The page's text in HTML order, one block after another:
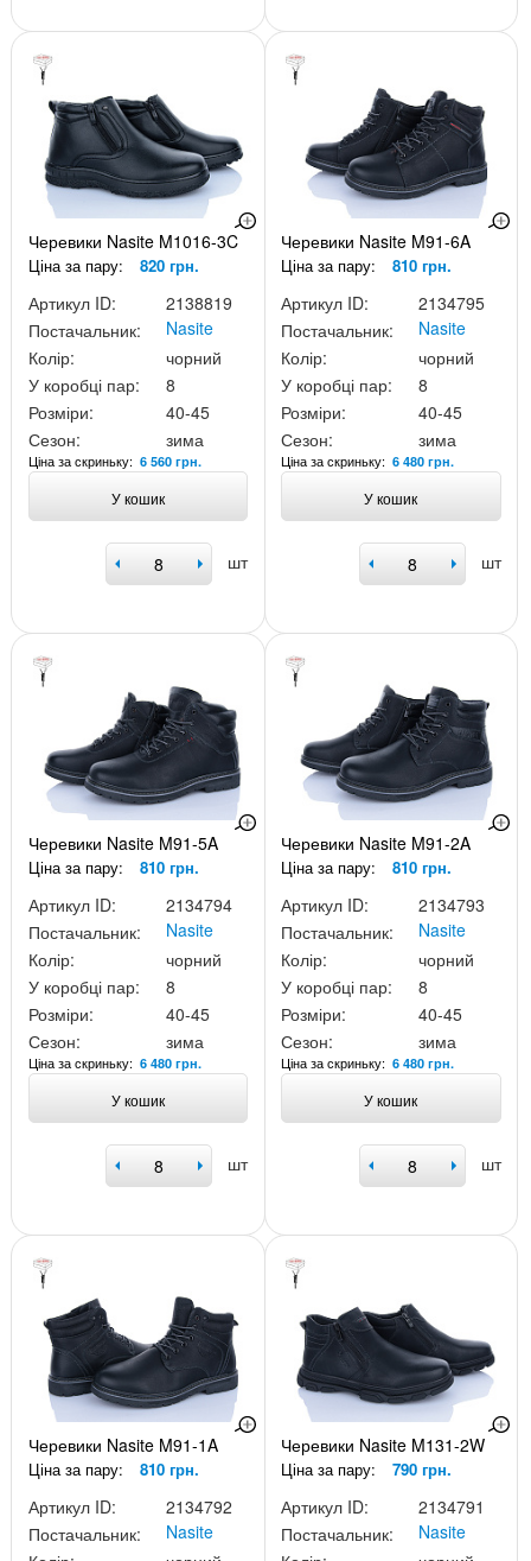
Черевики Nasite M1016-3C
Ціна за пару: 820 грн.
Артикул ID:
2138819
Постачальник:
Nasite
Колір:
чорний
У коробці пар:
8
Розміри:
40-45
Сезон:
зима
Ціна за скриньку: 6 560 грн.
У кошик
шт
Черевики Nasite M91-6A
Ціна за пару: 810 грн.
Артикул ID:
2134795
Постачальник:
Nasite
Колір:
чорний
У коробці пар:
8
Розміри:
40-45
Сезон:
зима
Ціна за скриньку:6 480 грн.
У кошик
шт
Черевики Nasite M91-5A
Ціна за пару: 810 грн.
Артикул ID:
2134794
Постачальник:
Nasite
Колір:
чорний
У коробці пар:
8
Розміри:
40-45
Сезон:
зима
Ціна за скриньку: 6 480 грн.
У кошик
шт
Черевики Nasite M91-2A
Ціна за пару: 810 грн.
Артикул ID:
2134793
Постачальник:
Nasite
Колір:
чорний
У коробці пар:
8
Розміри:
40-45
Сезон:
зима
Ціна за скриньку:6 480 грн.
У кошик
шт
Черевики Nasite M91-1A
Ціна за пару: 810 грн.
Артикул ID:
2134792
Постачальник:
Nasite
Черевики Nasite M131-2W
Ціна за пару: 790 грн.
Артикул ID:
2134791
Постачальник:
Nasite